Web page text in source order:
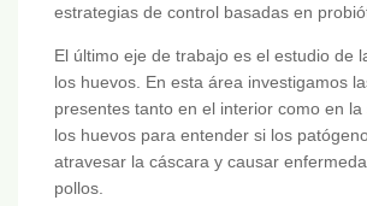
estrategias de control basadas en
El último eje de trabajo es el estudio de
los huevos. En esta área investigamos
presentes tanto en el interior como en la
los huevos para entender si los
atravesar la cáscara y causar
pollos.